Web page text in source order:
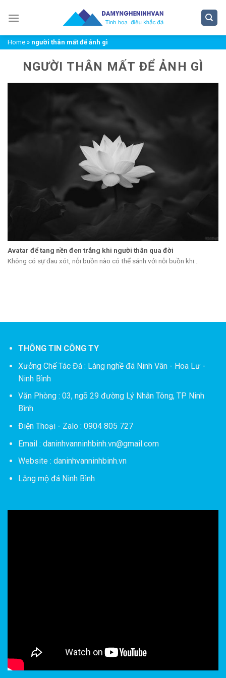
đến
dungHome » người thân mất để ảnh gì
NGƯỜI THÂN MẤT ĐỂ ẢNH GÌ
Avatar để tang nền đen trắng khi người thân qua đời
Không có sự đau xót, nỗi buồn nào có thể sánh với nỗi buồn khi...
THÔNG TIN CÔNG TY
Xưởng Chế Tác Đá : Làng nghề đá Ninh Vân - Hoa Lư -
Ninh Bình
Văn Phòng : 03, ngõ 29 đường Lý Nhân Tông, TP Ninh
Bình
Điện Thoại - Zalo : 0904 805 727
Email : daninhvanninhbinh.vn@gmail.com
Website : daninhvanninhbinh.vn
Lăng mộ đá Ninh Bình